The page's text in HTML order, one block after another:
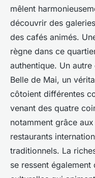
mêlent
découvrir des
des cafés animés.
règne dans ce
authentique. Un
Belle de Mai, un
côtoient différentes
venant des quatre
notamment grâce
restaurants
traditionnels. La
se ressent